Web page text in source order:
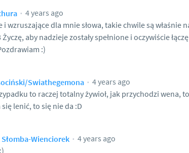
4 years ago
wzruszające dla mnie słowa, takie chwile są właśnie
aby nadzieje zostały spełnione i oczywiście
:)
Swiathegemona
4 years ago
to raczej totalny żywioł, jak przychodzi wena,
lenić, to się nie da :D
Wienciorek
4 years ago